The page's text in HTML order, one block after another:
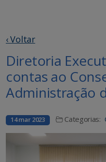
‹ Voltar
Diretoria
contas ao
Administração
14 mar 2023 Categorias: